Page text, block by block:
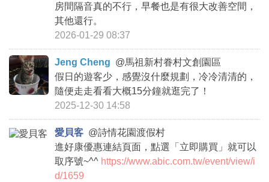
房間隔音真的不行，早餐也是有很大改善空間，
其他還行。
2026-01-29 08:37
Jeng Cheng @馬祖新村眷村文創園區
假日的遊客少，感覺沒什麼規劃，冷冷清清的，
隨便走走看看大概15分鐘就逛完了！
2025-12-30 14:58
愛貝客 @詩情花園渡假村
進好康優惠連結頁面，點選「立即購買」就可以
取序號~^^ https://www.abic.com.tw/event/view/i
d/1659